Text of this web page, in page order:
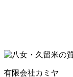
有限会社カミヤ